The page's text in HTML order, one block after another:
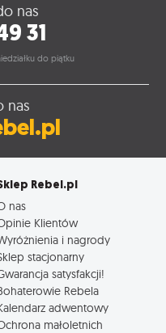
nas
31
do piątku
nas
Rebel.pl
nas
Klientów
i nagrody
stacjonarny
satysfakcji!
Rebela
adwentowy
małoletnich